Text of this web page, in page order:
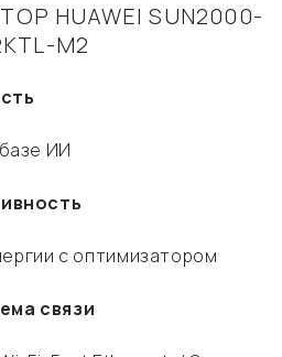
HUAWEI SUN2000-
М2
ИИ
с оптимизатором
связи